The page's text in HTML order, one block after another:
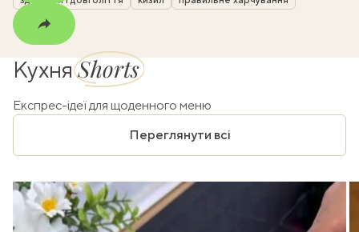
КухняShorts
Експрес-ідеї для щоденного меню
Переглянути всі